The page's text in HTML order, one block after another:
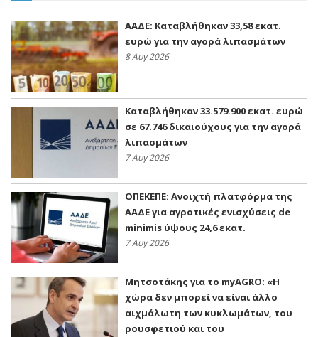
ΑΑΔΕ: Kαταβλήθηκαν 33,58 εκατ.
ευρώ για την αγορά λιπασμάτων
8 Αυγ 2026
Καταβλήθηκαν 33.579.900 εκατ. ευρώ
σε 67.746 δικαιούχους για την αγορά
λιπασμάτων
7 Αυγ 2026
ΟΠΕΚΕΠΕ: Ανοιχτή πλατφόρμα της
ΑΑΔΕ για αγροτικές ενισχύσεις de
minimis ύψους 24,6 εκατ.
7 Αυγ 2026
Μητσοτάκης για το myAGRO: «Η
χώρα δεν μπορεί να είναι άλλο
αιχμάλωτη των κυκλωμάτων, του
ρουσφετιού και του